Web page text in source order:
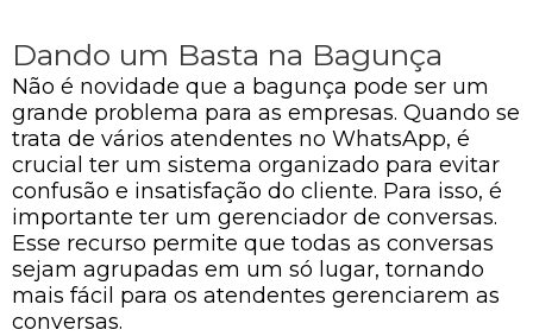
Dando um Basta na Bagunça
Não é novidade que a bagunça pode ser um
grande problema para as empresas. Quando se
trata de vários atendentes no WhatsApp, é
crucial ter um sistema organizado para evitar
confusão e insatisfação do cliente. Para isso, é
importante ter um gerenciador de conversas.
Esse recurso permite que todas as conversas
sejam agrupadas em um só lugar, tornando
mais fácil para os atendentes gerenciarem as
conversas.